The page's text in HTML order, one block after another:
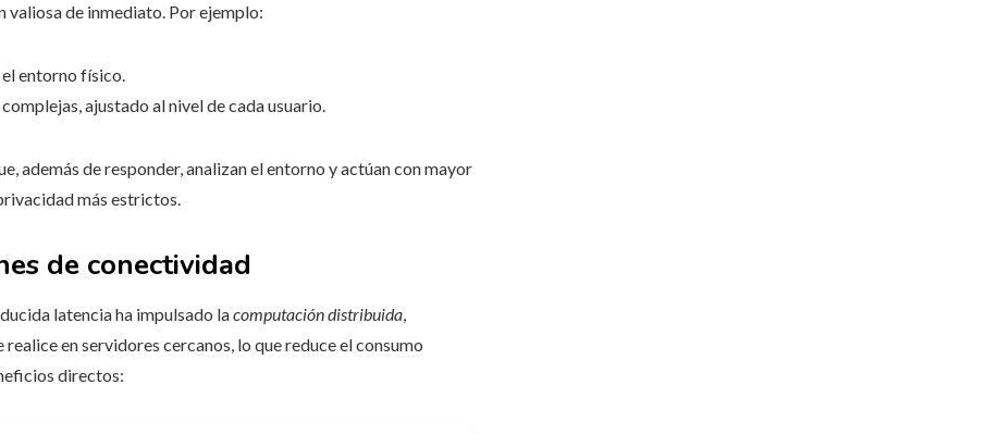
de inmediato. Por ejemplo:
entorno físico.
ajustado al nivel de cada usuario.
además de responder, analizan el entorno y actúan con mayor
más estrictos.
de conectividad
latencia ha impulsado lacomputación distribuida,
en servidores cercanos, lo que reduce el consumo
directos: